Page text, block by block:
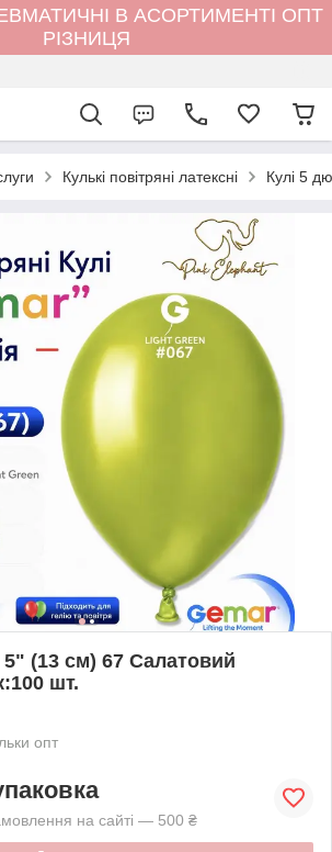
В АСОРТИМЕНТІ ОПТ
РІЗНИЦЯ
Кулькi повітряні латексні Кулі 5
5" (13 см) 67 Салатовий
шт.
опт
на сайті — 500 ₴